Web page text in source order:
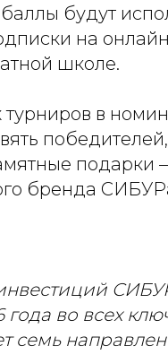
будут
на
школе.
турниров в
бренда
года во всех
семь